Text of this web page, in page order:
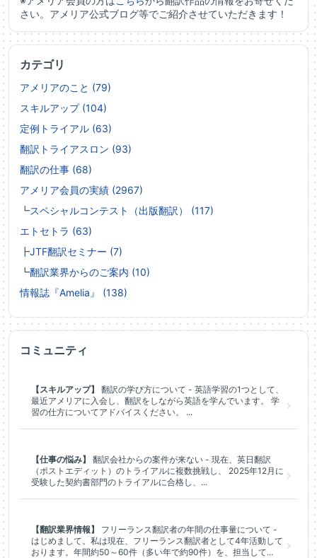
さい。アメリア公式ブログ等でご紹介させていただきます！
カテゴリ
アメリアのこと (79)
スキルアップ (104)
定例トライアル (63)
翻訳トライアスロン (93)
翻訳の仕事 (68)
アメリア会員の実績 (2967)
┗スペシャルコンテスト（出版翻訳） (117)
エトセトラ (63)
┣JTF翻訳セミナー (7)
┗翻訳業界からのご案内 (10)
情報誌『Amelia』 (138)
コミュニティ
【スキルアップ】
翻訳の学び方について - 英語学習の1つとして、
最近アメリアに入会し、翻訳をしながら英語を学んでいます。 学
習の仕方についてアドバイスください。 ...
【仕事の悩み】
翻訳会社からの案件が来ない - 現在、英日翻訳
（ポストエディット）のトライアルに複数挑戦し、 2025年12月に
受験した契約書部門のトライアルに合格し、...
【翻訳業界情報】
フリーランス翻訳者の年間の仕事量について -
はじめまして。私は現在、フリーランス翻訳者として4年活動して
おります。年間約50～60件（多い年で約90件）を、担当して...